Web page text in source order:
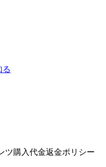
る
ツ購入代金返金ポリシー